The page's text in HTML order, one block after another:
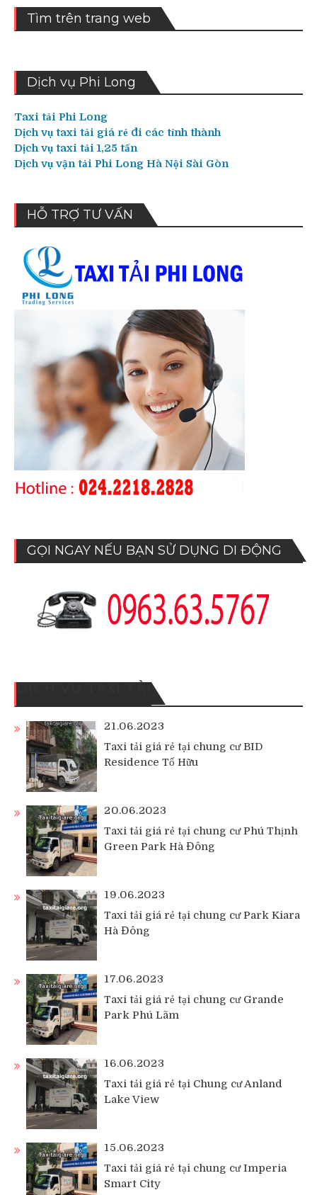
Tìm trên trang web
Dịch vụ Phi Long
Taxi tải Phi Long
Dịch vụ taxi tải giá rẻ đi các tỉnh thành
Dịch vụ taxi tải 1,25 tấn
Dịch vụ vận tải Phi Long Hà Nội Sài Gòn
HỖ TRỢ TƯ VẤN
GỌI NGAY NẾU BẠN SỬ DỤNG DI ĐỘNG
21.06.2023
Taxi tải giá rẻ tại chung cư BID
Residence Tố Hữu
20.06.2023
Taxi tải giá rẻ tại chung cư Phú Thịnh
Green Park Hà Đông
19.06.2023
Taxi tải giá rẻ tại chung cư Park Kiara
Hà Đông
17.06.2023
Taxi tải giá rẻ tại chung cư Grande
Park Phú Lãm
16.06.2023
Taxi tải giá rẻ tại Chung cư Anland
Lake View
15.06.2023
Taxi tải giá rẻ tại chung cư Imperia
Smart City